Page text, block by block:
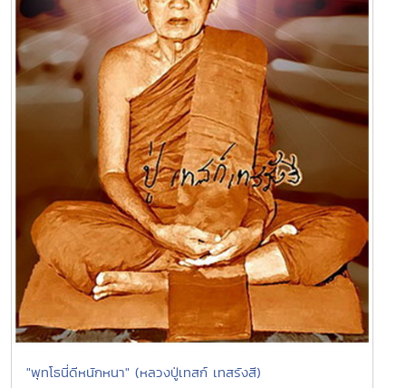
"พุทโธนี่ดีหนักหนา" (หลวงปู่เทสก์ เทสรังสี)